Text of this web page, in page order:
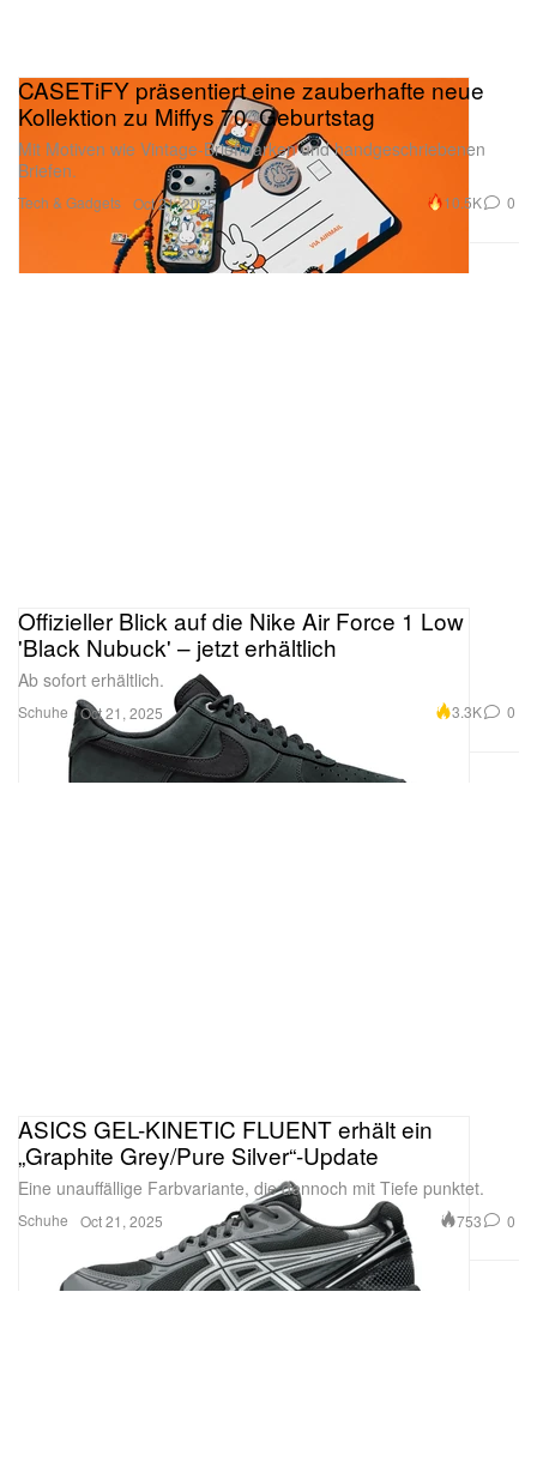
Tech & Gadgets
CASETiFY präsentiert eine zauberhafte neue
Kollektion zu Miffys 70. Geburtstag
Mit Motiven wie Vintage-Briefmarken und handgeschriebenen
Briefen.
Oct 21, 2025 10.5K 0
Schuhe
Offizieller Blick auf die Nike Air Force 1 Low
'Black Nubuck' – jetzt erhältlich
Ab sofort erhältlich.
Oct 21, 2025 3.3K 0
Schuhe
ASICS GEL-KINETIC FLUENT erhält ein
„Graphite Grey/Pure Silver“-Update
Eine unauffällige Farbvariante, die dennoch mit Tiefe punktet.
Oct 21, 2025 753 0